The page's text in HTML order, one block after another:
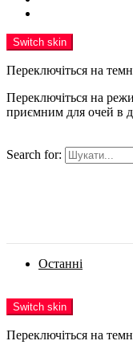
Switch skin
Переключіться на
Переключіться на
приємним для очей в
Search for:
Останні
Switch skin
Переключіться на